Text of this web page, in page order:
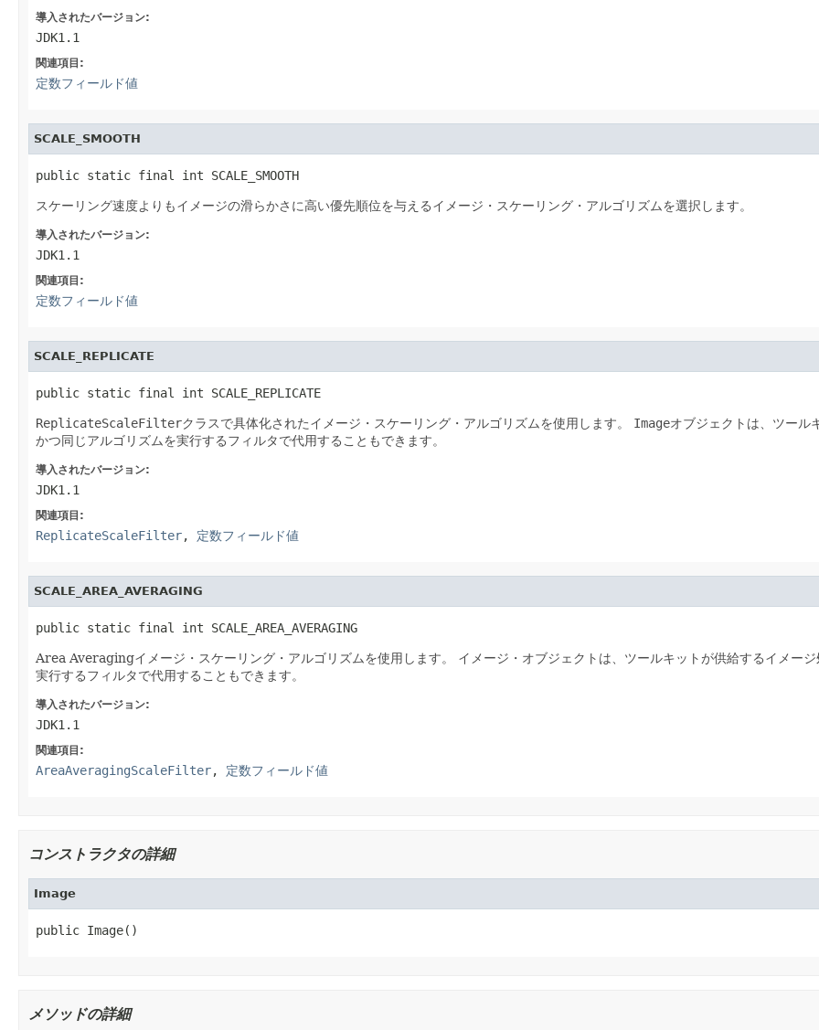
導入されたバージョン:
JDK1.1
関連項目:
定数フィールド値
SCALE_SMOOTH
public static final int SCALE_SMOOTH
スケーリング速度よりもイメージの滑らかさに高い優先順位を与えるイメージ・スケーリング・アルゴリズムを選択します。
導入されたバージョン:
JDK1.1
関連項目:
定数フィールド値
SCALE_REPLICATE
public static final int SCALE_REPLICATE
ReplicateScaleFilterクラスで具体化されたイメージ・スケーリング・アルゴリズムを使用します。 Imageオブジェクトは、ツール
かつ同じアルゴリズムを実行するフィルタで代用することもできます。
導入されたバージョン:
JDK1.1
関連項目:
ReplicateScaleFilter, 定数フィールド値
SCALE_AREA_AVERAGING
public static final int SCALE_AREA_AVERAGING
Area Averagingイメージ・スケーリング・アルゴリズムを使用します。
イメージ・オブジェクトは、ツールキットが供給するイメー
実行するフィルタで代用することもできます。
導入されたバージョン:
JDK1.1
関連項目:
AreaAveragingScaleFilter, 定数フィールド値
コンストラクタの詳細
Image
public Image()
メソッドの詳細